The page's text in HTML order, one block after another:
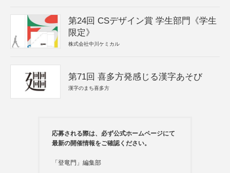
第24回 CSデザイン賞 学生部門《学生
限定》
株式会社中川ケミカル
第71回 喜多方発感じる漢字あそび
漢字のまち喜多方
応募される際は、必ず公式ホームページにて
最新の開催情報をご確認ください。
「登竜門」編集部